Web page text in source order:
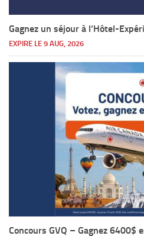
Gagnez un séjour à l’Hôtel-
EXPIRE LE 9 AUG, 2026
Concours GVQ – Gagnez 6400$